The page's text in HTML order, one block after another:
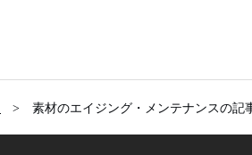
素材のエイジング・メンテナンスの記